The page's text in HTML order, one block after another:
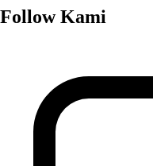
Follow Kami